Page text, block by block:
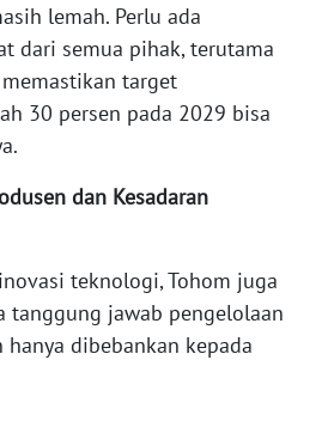
lemah. Perlu ada
dari semua pihak, terutama
target
30 persen pada 2029 bisa
dan Kesadaran
teknologi, Tohom juga
tanggung jawab pengelolaan
dibebankan kepada